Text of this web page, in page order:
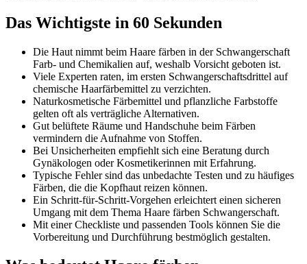
Das Wichtigste in 60 Sekunden
Die Haut nimmt beim Haare färben in der Schwangerschaft
Farb- und Chemikalien auf, weshalb Vorsicht geboten ist.
Viele Experten raten, im ersten Schwangerschaftsdrittel auf
chemische Haarfärbemittel zu verzichten.
Naturkosmetische Färbemittel und pflanzliche Farbstoffe
gelten oft als verträgliche Alternativen.
Gut belüftete Räume und Handschuhe beim Färben
vermindern die Aufnahme von Stoffen.
Bei Unsicherheiten empfiehlt sich eine Beratung durch
Gynäkologen oder Kosmetikerinnen mit Erfahrung.
Typische Fehler sind das unbedachte Testen und zu häufiges
Färben, die die Kopfhaut reizen können.
Ein Schritt-für-Schritt-Vorgehen erleichtert einen sicheren
Umgang mit dem Thema Haare färben Schwangerschaft.
Mit einer Checkliste und passenden Tools können Sie die
Vorbereitung und Durchführung bestmöglich gestalten.